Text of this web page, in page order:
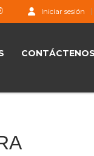
Iniciar sesión
CONTÁCTENOS